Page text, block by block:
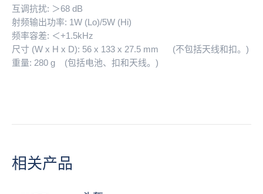
互调抗扰: ＞68 dB
射频输出功率: 1W (Lo)/5W (Hi)
频率容差: ＜+1.5kHz
尺寸 (W x H x D): 56 x 133 x 27.5 mm (不包括天线和扣。)
重量: 280 g (包括电池、扣和天线。)
相关产品